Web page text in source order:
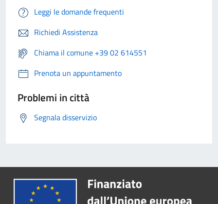
Leggi le domande frequenti
Richiedi Assistenza
Chiama il comune +39 02 614551
Prenota un appuntamento
Problemi in città
Segnala disservizio